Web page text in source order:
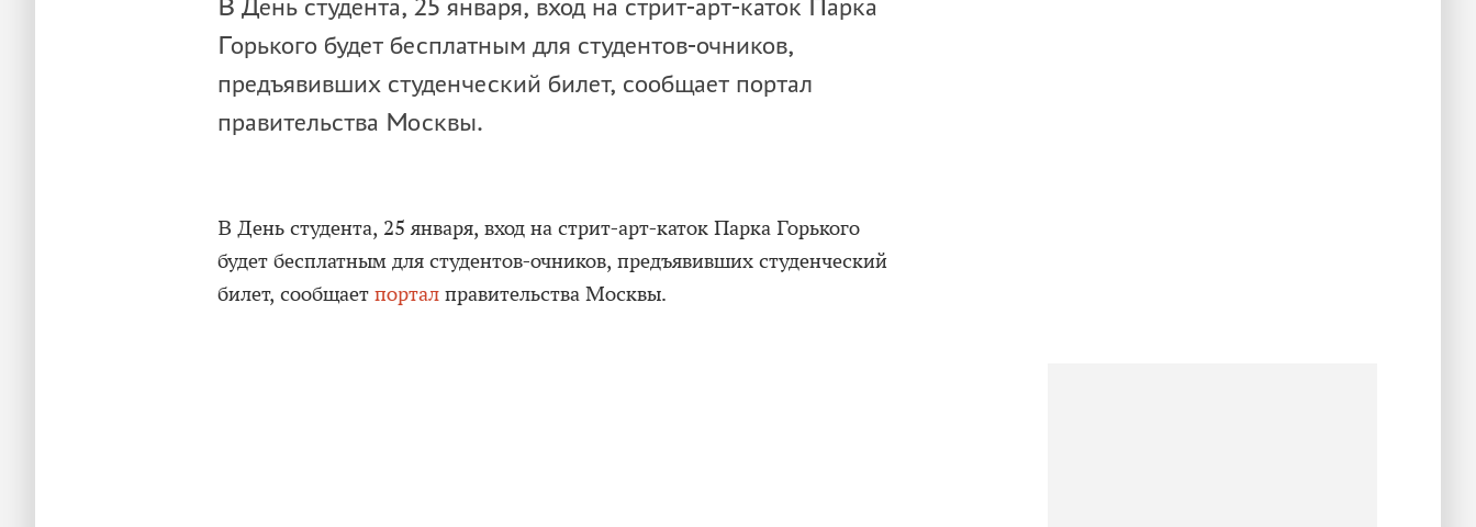
В День студента, 25 января, вход на стрит-арт-каток Парка
Горького будет бесплатным для студентов-очников,
предъявивших студенческий билет, сообщает портал
правительства Москвы.
В День студента, 25 января, вход на стрит-арт-каток Парка Горького
будет бесплатным для студентов-очников, предъявивших студенческий
билет, сообщает портал правительства Москвы.